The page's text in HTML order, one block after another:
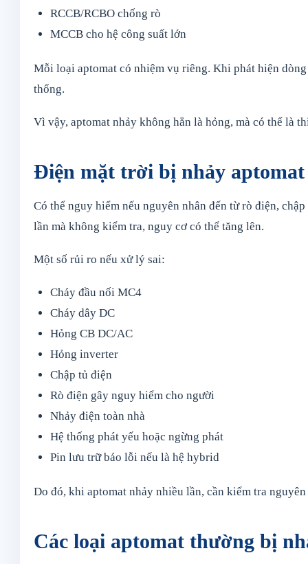
RCCB/RCBO chống rò
MCCB cho hệ công suất lớn
Mỗi loại aptomat có nhiệm vụ riêng. Khi phát hiện
thống.
Vì vậy, aptomat nhảy không hẳn là hỏng, mà có thể là
Điện mặt trời bị nhảy aptomat
Có thể nguy hiểm nếu nguyên nhân đến từ rò điện,
lần mà không kiểm tra, nguy cơ có thể tăng lên.
Một số rủi ro nếu xử lý sai:
Cháy đầu nối MC4
Cháy dây DC
Hỏng CB DC/AC
Hỏng inverter
Chập tủ điện
Rò điện gây nguy hiểm cho người
Nhảy điện toàn nhà
Hệ thống phát yếu hoặc ngừng phát
Pin lưu trữ báo lỗi nếu là hệ hybrid
Do đó, khi aptomat nhảy nhiều lần, cần kiểm tra
Các loại aptomat thường bị